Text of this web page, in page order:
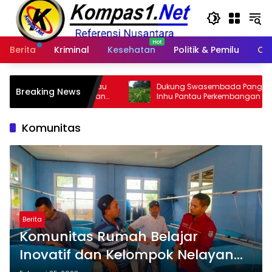
Langsung
konten
Berita
Kriminal Kesehatan Politik & Pemilu
Breaking News
Riau
Dukung Swasembada Pangan, Polres
Inhu Pantau Perkembangan Tanam
Jagung Pipil di Dua Wilayah
Komunitas
Berita
Komunitas Rumah Belajar
Inovatif dan Kelompok Nelayan